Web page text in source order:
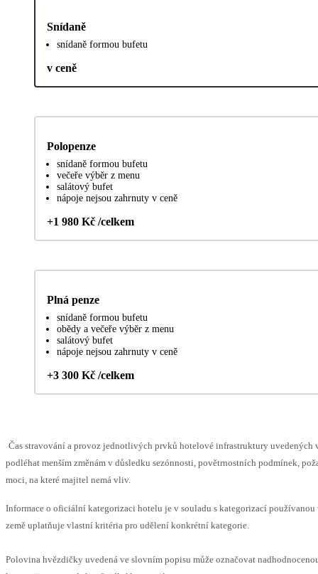
Snídaně
snídaně formou bufetu
v ceně
Polopenze
snídaně formou bufetu
večeře výběr z menu
salátový bufet
nápoje nejsou zahrnuty v ceně
+1 980 Kč /celkem
Plná penze
snídaně formou bufetu
obědy a večeře výběr z menu
salátový bufet
nápoje nejsou zahrnuty v ceně
+3 300 Kč /celkem
Čas stravování a provoz jednotlivých prvků hotelové infrastruktury uvedených
podléhat menším změnám v důsledku sezónnosti, povětrnostních podmínek,
moci, na které majitel nemá vliv.
Informace o oficiální kategorizaci hotelu je v souladu s kategorizací používanou
země uplatňuje vlastní kritéria pro udělení konkrétní kategorie.
Polovina hvězdičky uvedená ve slovním popisu může označovat